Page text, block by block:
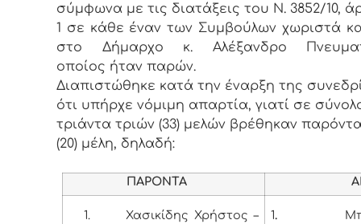
σύμφωνα με τις διατάξεις του Ν. 3852/10,
1 σε κάθε έναν των Συμβούλων χωριστά
στο Δήμαρχο κ. Αλέξανδρο
οποίος ήταν παρών.
Διαπιστώθηκε κατά την έναρξη της
ότι υπήρχε νόμιμη απαρτία, γιατί σε
τριάντα τριών (33) μελών βρέθηκαν παρόντα
(20) μέλη, δηλαδή:
ΠΑΡΟΝΤΑ
1.
Χασικίδης Χρήστος –
1.